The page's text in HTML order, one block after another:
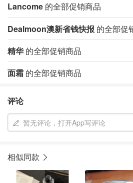
Lancome 的全部促销商品
Dealmoon澳新省钱快报 的全部促
精华的全部促销商品
面霜 的全部促销商品
评论
暂无评论，打开App写评论
相似同款